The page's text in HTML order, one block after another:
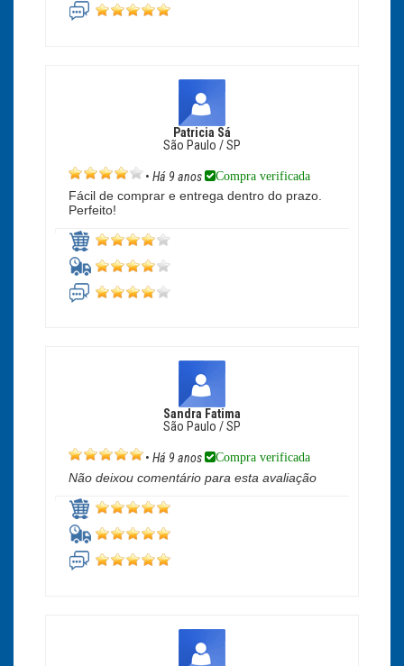
Patricia Sá
São Paulo / SP
• Há 9 anos Compra verificada
Fácil de comprar e entrega dentro do prazo.
Perfeito!
Sandra Fatima
São Paulo / SP
• Há 9 anos Compra verificada
Não deixou comentário para esta avaliação